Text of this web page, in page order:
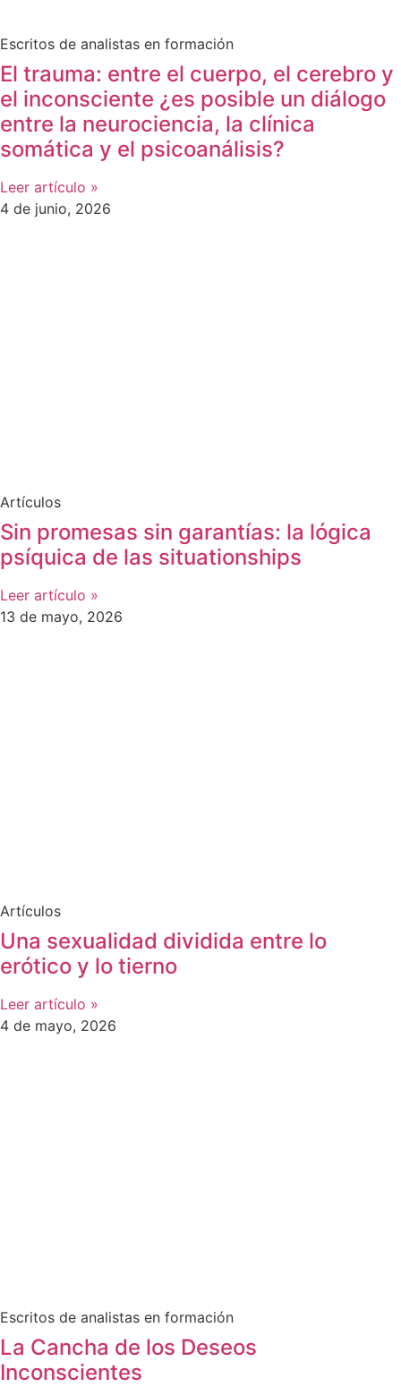
Escritos de analistas en formación
El trauma: entre el cuerpo, el cerebro y
el inconsciente ¿es posible un diálogo
entre la neurociencia, la clínica
somática y el psicoanálisis?
Leer artículo »
4 de junio, 2026
Artículos
Sin promesas sin garantías: la lógica
psíquica de las situationships
Leer artículo »
13 de mayo, 2026
Artículos
Una sexualidad dividida entre lo
erótico y lo tierno
Leer artículo »
4 de mayo, 2026
Escritos de analistas en formación
La Cancha de los Deseos
Inconscientes